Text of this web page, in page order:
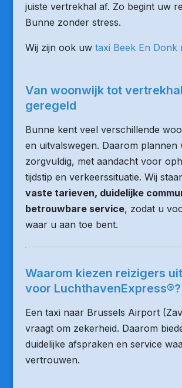
juiste vertrekhal af. Zo begint uw
Bunne zonder stress.
Wij zijn ook uw taxi Beek En Donk
Van woonwijk tot
geregeld
Bunne kent veel verschillende
en uitvalswegen. Daarom plannen
zorgvuldig, met aandacht voor
tijdstip en verkeerssituatie. Wij
vaste tarieven, duidelijke
betrouwbare service, zodat u
waar u aan toe bent.
Waarom kiezen reizigers
voor LuchthavenExpress®?
Een taxi naar Brussels Airport
vraagt om zekerheid. Daarom
duidelijke afspraken en service
vertrouwen.